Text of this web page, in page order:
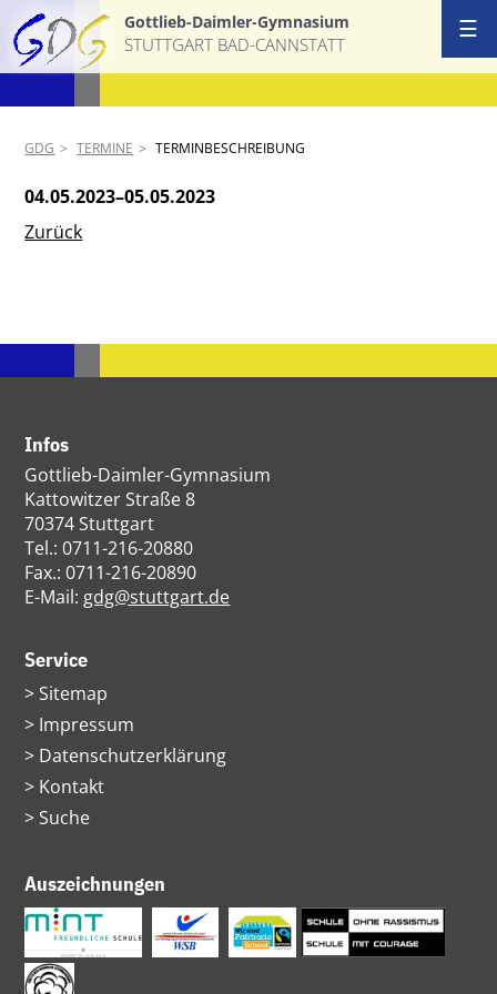
Gottlieb-Daimler-Gymnasium
STUTTGART BAD-CANNSTATT
GDG TERMINE TERMINBESCHREIBUNG
04.05.2023–05.05.2023
Zurück
☰
Infos
Gottlieb-Daimler-Gymnasium
Kattowitzer Straße 8
70374 Stuttgart
Tel.: 0711-216-20880
Fax.: 0711-216-20890
E-Mail: gdg@stuttgart.de
Service
Navigation
überspringen
Sitemap
Impressum
Datenschutzerklärung
Kontakt
Suche
Auszeichnungen